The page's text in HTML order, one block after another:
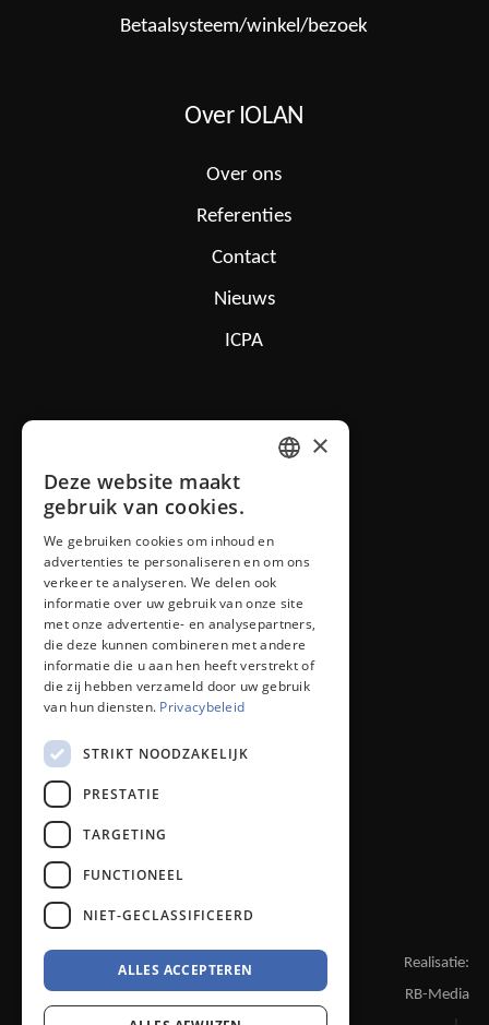
Betaalsysteem/winkel/bezoek
Over IOLAN
Over ons
Referenties
Contact
Nieuws
ICPA
Mon Plaisir 26
4879 AN Etten-Leur NL
iolan@iolan.com
+31 (0)76 50 26 100
Responsible Disclosure
Realisatie:
RB-Media
×
Deze website maakt
gebruik van cookies.
We gebruiken cookies om inhoud en
advertenties te personaliseren en om ons
verkeer te analyseren. We delen ook
informatie over uw gebruik van onze site
met onze advertentie- en analysepartners,
die deze kunnen combineren met andere
informatie die u aan hen heeft verstrekt of
die zij hebben verzameld door uw gebruik
van hun diensten. Privacybeleid
STRIKT NOODZAKELIJK
PRESTATIE
TARGETING
FUNCTIONEEL
NIET-GECLASSIFICEERD
ALLES ACCEPTEREN